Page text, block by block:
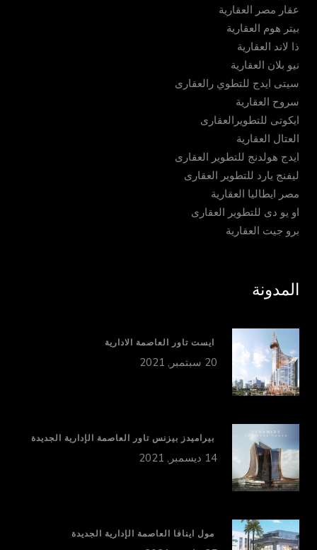
عقار مصر العقارية
بيتر هوم العقارية
ذا لاند العقارية
نيو بلان العقارية
سيتى ايدج للتطوي رالعقارى
سروح العقارية
ايكوتى للتطويرالعقارى
العتال العقارية
ايدج هولدنج للتطوير العقارى
ليفنج يارد للتطوير العقارى
مصر ايطاليا العقارية
او يو دى للتطوير العقارى
برو جيت العقارية
المدونة
ايست تاور العاصمة الادارية
20 سبتمبر, 2021
بيراميدز بيزنس تاور العاصمة الإدارية الجديدة
14 ديسمبر, 2021
مول اينافا العاصمة الإدارية الجديدة